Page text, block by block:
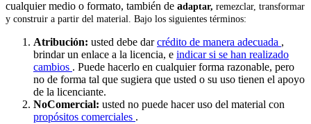
cualquier medio o formato, también de adaptar, remezclar, transformar
y construir a partir del material. Bajo los siguientes términos:
Atribución: usted debe darcrédito de manera adecuada ,
brindar un enlace a la licencia, e indicar si se han realizado
cambios . Puede hacerlo en cualquier forma razonable, pero
no de forma tal que sugiera que usted o su uso tienen el apoyo
de la licenciante.
NoComercial: usted no puede hacer uso del material con
propósitos comerciales .